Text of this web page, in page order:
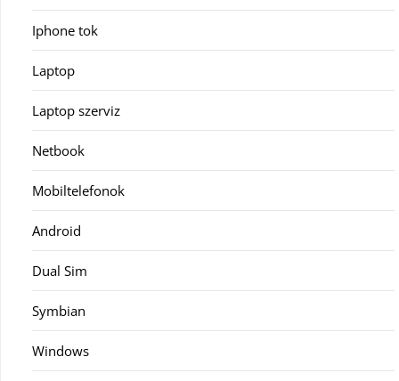
Iphone tok
Laptop
Laptop szerviz
Netbook
Mobiltelefonok
Android
Dual Sim
Symbian
Windows